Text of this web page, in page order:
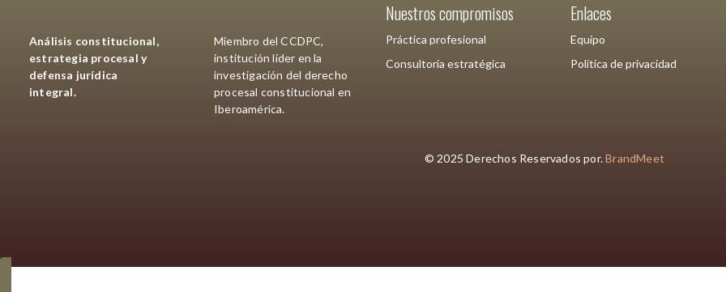
Análisis constitucional,
estrategia procesal y
defensa jurídica
integral.
Miembro del CCDPC,
institución líder en la
investigación del derecho
procesal constitucional en
Iberoamérica.
Nuestros compromisos
Práctica profesional
Consultoría estratégica
Enlaces
Equipo
Política de privacidad
© 2025 Derechos Reservados por.BrandMeet